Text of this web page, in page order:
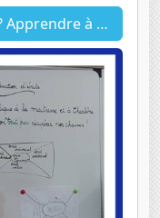
à argumenter.